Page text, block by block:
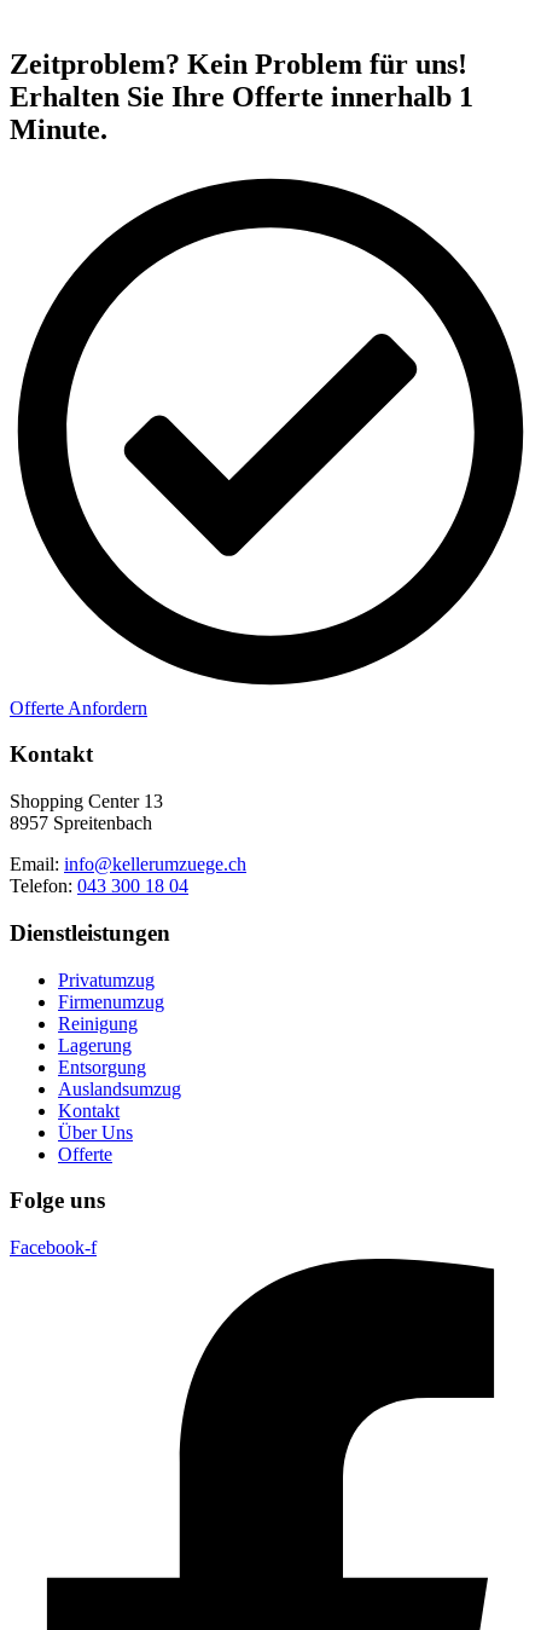
Zeitproblem? Kein Problem für uns!
Erhalten Sie Ihre Offerte innerhalb 1
Minute.
Offerte Anfordern
Kontakt
Shopping Center 13
8957 Spreitenbach
Email: info@kellerumzuege.ch
Telefon: 043 300 18 04
Dienstleistungen
Privatumzug
Firmenumzug
Reinigung
Lagerung
Entsorgung
Auslandsumzug
Kontakt
Über Uns
Offerte
Folge uns
Facebook-f